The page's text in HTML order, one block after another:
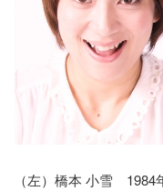
（左）橋本 小雪